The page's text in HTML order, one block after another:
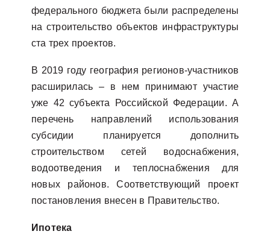
федерального бюджета были распределены
на строительство объектов инфраструктуры
ста трех проектов.
В 2019 году география регионов-участников
расширилась – в нем принимают участие
уже 42 субъекта Российской Федерации. А
перечень направлений использования
субсидии планируется дополнить
строительством сетей водоснабжения,
водоотведения и теплоснабжения для
новых районов. Соответствующий проект
постановления внесен в Правительство.
Ипотека